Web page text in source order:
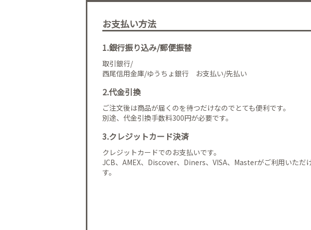
お支払い方法
1.銀行振り込み/郵便振替
取引銀行/
西尾信用金庫/ゆうちょ銀行 お支払い/先払い
2.代金引換
ご注文後は商品が届くのを待つだけなのでとても便利です。
別途、代金引換手数料300円が必要です。
3.クレジットカード決済
クレジットカードでのお支払いです。
JCB、AMEX、Discover、Diners、VISA、Masterがご利用いただ
す。